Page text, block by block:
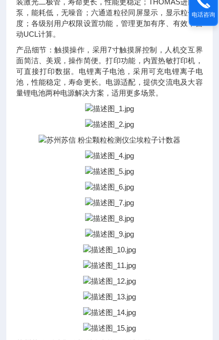
装激光二极管，寿命更长，性能更稳定；THOMAS进口气
泵，能耗低，无噪音；六通道粒径同屏显示，显示粒子浓
度；各级别用户权限设置功能，管理更加有序、有效；自
动UCL计算。
产品细节：触摸操作，采用7寸触摸屏控制，人机交互界
面简洁、美观，操作简便。打印功能，内置热敏打印机，
可直接打印数据。电锂离子电池，采用可充电锂离子电
池，性能稳定，寿命更长。电源适配，提供交流电及大容
量锂电池两种电源解决方案，适用更多场景。
电话咨询